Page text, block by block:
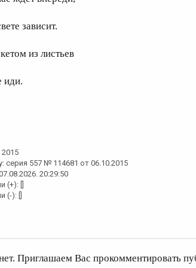
зависит.
из листьев
иди.
2015
серия 557 № 114681 от 06.10.2015
20:29:50
(+): []
(-): []
Приглашаем Вас прокомментировать